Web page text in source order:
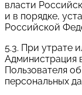
власти
и в порядке,
Российской
5.3. При утрате
Администрация
Пользователя
персональных